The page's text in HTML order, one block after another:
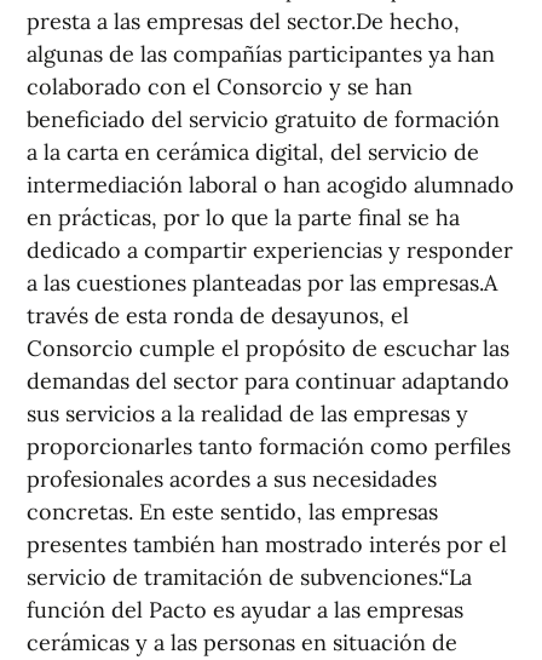
presta a las empresas del sector.De hecho,
algunas de las compañías participantes ya han
colaborado con el Consorcio y se han
beneficiado del servicio gratuito de formación
a la carta en cerámica digital, del servicio de
intermediación laboral o han acogido alumnado
en prácticas, por lo que la parte final se ha
dedicado a compartir experiencias y responder
a las cuestiones planteadas por las empresas.A
través de esta ronda de desayunos, el
Consorcio cumple el propósito de escuchar las
demandas del sector para continuar adaptando
sus servicios a la realidad de las empresas y
proporcionarles tanto formación como perfiles
profesionales acordes a sus necesidades
concretas. En este sentido, las empresas
presentes también han mostrado interés por el
servicio de tramitación de subvenciones.“La
función del Pacto es ayudar a las empresas
cerámicas y a las personas en situación de